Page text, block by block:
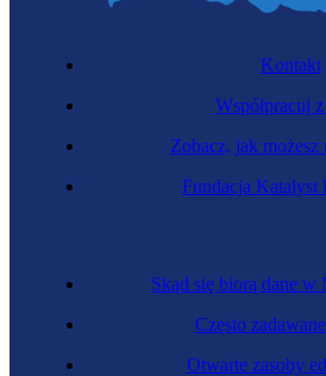
Skąd się biorą dane w
Często
Otwarte zasoby
Kontakt
Współpracuj
Zobacz, jak możesz
Fundacja Katalyst